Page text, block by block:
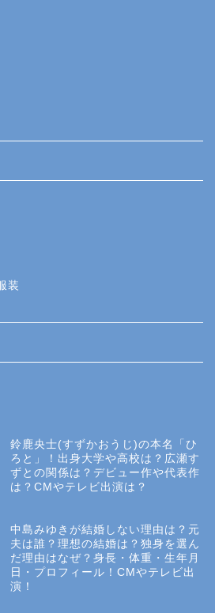
装
鈴鹿央士(すずかおうじ)の本名「ひ
ろと」！出身大学や高校は？広瀬す
ずとの関係は？デビュー作や代表作
は？CMやテレビ出演は？
中島みゆきが結婚しない理由は？元
夫は誰？理想の結婚は？独身を選ん
だ理由はなぜ？身長・体重・生年月
日・プロフィール！CMやテレビ出
演！